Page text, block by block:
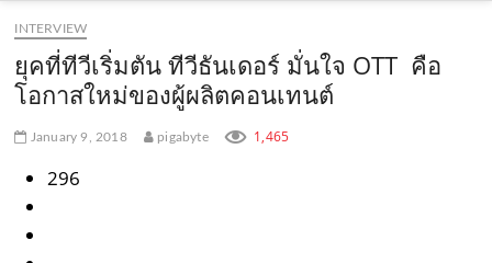
o
o
k
b
e
.
m g
a
k
c
INTERVIEW
ยุคที่ทีวีเริ่มตัน ทีวีธันเดอร์ มั่นใจ OTT คือ
โอกาสใหม่ของผู้ผลิตคอนเทนต์
January 9, 2018 pigabyte 1,465
296